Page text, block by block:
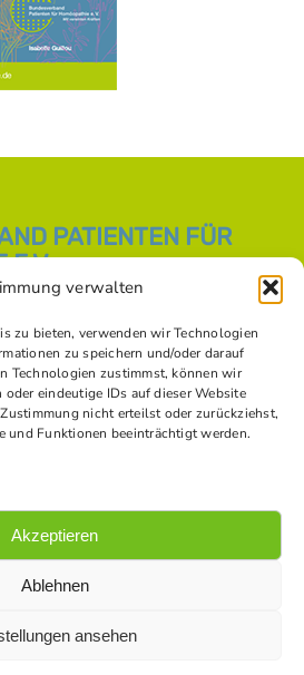
verwalten
zu bieten, verwenden wir Technologien
zu speichern und/oder darauf
Technologien zustimmst, können wir
eindeutige IDs auf dieser Website
nicht erteilst oder zurückziehst,
und Funktionen beeinträchtigt werden.
Akzeptieren
Ablehnen
ansehen
PATIENTEN FÜR
E.V.
info [at] bph-online.de
Homöopathie Online